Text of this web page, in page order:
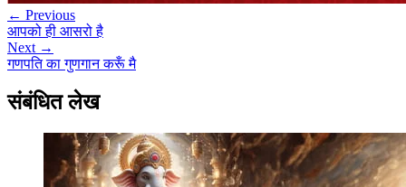
← Previous
आपको ही आसरो है
Next →
गणपति का गुणगान करूँ मै
संबंधित लेख